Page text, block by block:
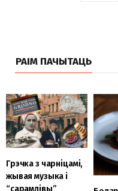
РАІМ ПАЧЫТАЦЬ
Грэчка з чарніцамі,
жывая музыка і